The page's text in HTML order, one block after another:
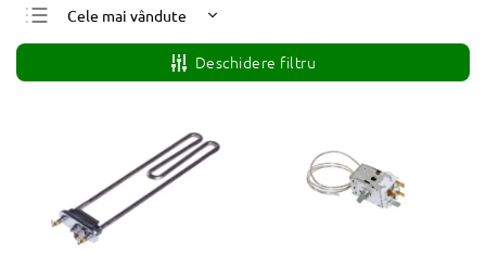
Cele mai vândute
Cele mai ieftine
Cele mai scumpe
Deschidere filtru